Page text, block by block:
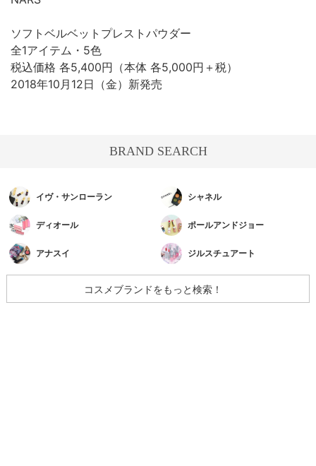
ソフトベルベットプレストパウダー
全1アイテム・5色
税込価格 各5,400円（本体 各5,000円＋税）
2018年10月12日（金）新発売
BRAND SEARCH
イヴ・サンローラン シャネル
ディオール ポールアンドジョー
アナスイ ジルスチュアート
コスメブランドをもっと検索！